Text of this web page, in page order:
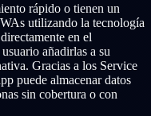
rápido o tienen un
utilizando la tecnología
en el
añadirlas a su
Gracias a los Service
puede almacenar datos
sin cobertura o con